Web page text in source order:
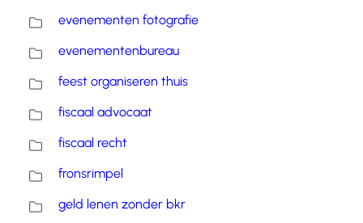
evenementen fotografie
evenementenbureau
feest organiseren thuis
fiscaal advocaat
fiscaal recht
fronsrimpel
geld lenen zonder bkr